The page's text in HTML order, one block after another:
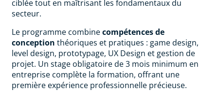
ciblée tout en maîtrisant les fondamentaux du
secteur.
Le programme combinecompétences de
conception théoriques et pratiques : game design,
level design, prototypage, UX Design et gestion de
projet. Un stage obligatoire de 3 mois minimum en
entreprise complète la formation, offrant une
première expérience professionnelle précieuse.